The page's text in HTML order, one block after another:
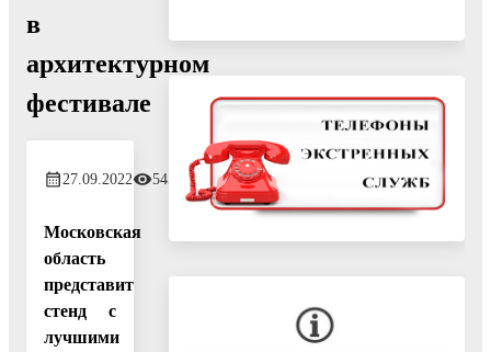
в
архитектурном
фестивале
27.09.2022 545
Московская
область
представит
стенд с
лучшими